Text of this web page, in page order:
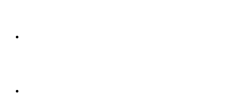
-